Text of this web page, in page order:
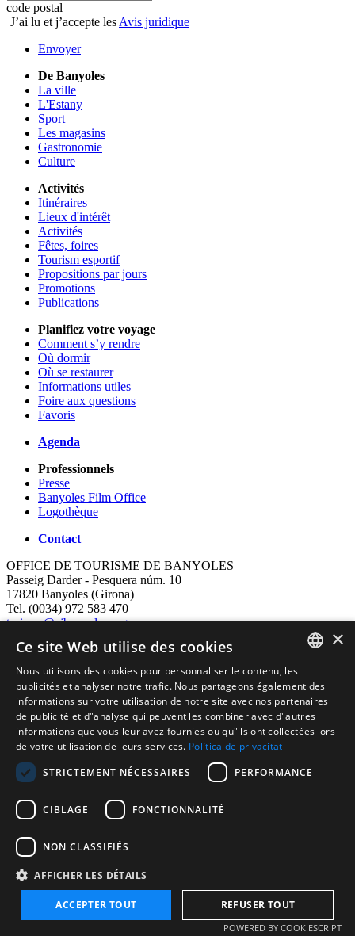
code postal
J’ai lu et j’accepte les Avis juridique
Envoyer
De Banyoles
La ville
L'Estany
Sport
Les magasins
Gastronomie
Culture
Activités
Itinéraires
Lieux d'intérêt
Activités
Fêtes, foires
Tourism esportif
Propositions par jours
Promotions
Publications
Planifiez votre voyage
Comment s’y rendre
Où dormir
Où se restaurer
Informations utiles
Foire aux questions
Favoris
Agenda
Professionnels
Presse
Banyoles Film Office
Logothèque
Contact
OFFICE DE TOURISME DE BANYOLES
Passeig Darder - Pesquera núm. 10
17820 Banyoles (Girona)
Tel. (0034) 972 583 470
turisme@ajbanyoles.org
Suivez-nous
Supporté par:
Copyright 2026 Ajuntament de Banyoles
CATALAN
ENGLISH
FRENCH
×
Ce site Web utilise des cookies
Nous utilisons des cookies pour personnaliser le contenu, les
publicités et analyser notre trafic. Nous partageons également des
informations sur votre utilisation de notre site avec nos partenaires
de publicité et d"analyse qui peuvent les combiner avec d"autres
informations que vous leur avez fournies ou qu"ils ont collectées lors
de votre utilisation de leurs services. Política de privacitat
STRICTEMENT NÉCESSAIRES
PERFORMANCE
CIBLAGE FONCTIONNALITÉ
NON CLASSIFIÉS
AFFICHER LES DÉTAILS
ACCEPTER TOUT REFUSER TOUT
POWERED BY COOKIESCRIPT